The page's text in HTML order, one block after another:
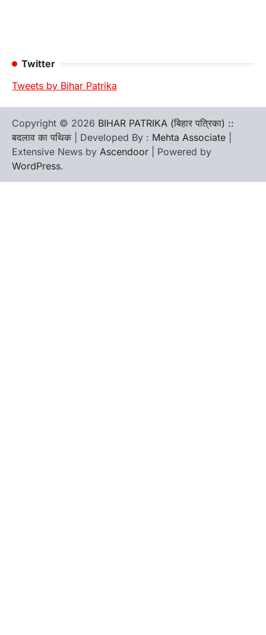
Twitter
Tweets by Bihar Patrika
Copyright © 2026 BIHAR PATRIKA (बिहार पत्रिका) ::
बदलाव का पथिक | Developed By : Mehta Associate
Extensive News by Ascendoor | Powered by
WordPress.